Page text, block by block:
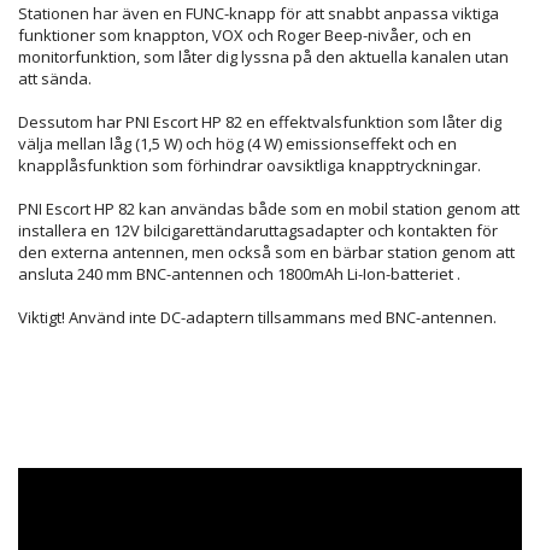
Stationen har även en FUNC-knapp för att snabbt anpassa viktiga
funktioner som knappton, VOX och Roger Beep-nivåer, och en
monitorfunktion, som låter dig lyssna på den aktuella kanalen utan
att sända.
Dessutom har PNI Escort HP 82 en effektvalsfunktion som låter dig
välja mellan låg (1,5 W) och hög (4 W) emissionseffekt och en
knapplåsfunktion som förhindrar oavsiktliga knapptryckningar.
PNI Escort HP 82 kan användas både som en mobil station genom att
installera en 12V bilcigarettändaruttagsadapter och kontakten för
den externa antennen, men också som en bärbar station genom att
ansluta 240 mm BNC-antennen och 1800mAh Li-Ion-batteriet .
Viktigt! Använd inte DC-adaptern tillsammans med BNC-antennen.